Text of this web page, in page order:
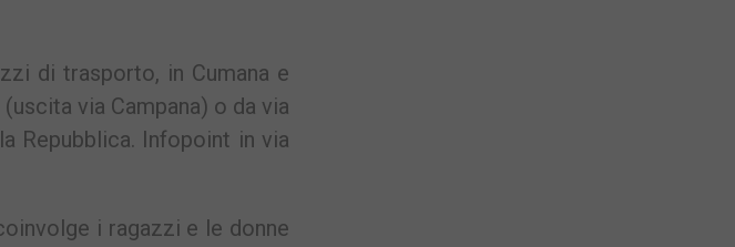
di trasporto, in Cumana e
via Campana) o da via
Repubblica. Infopoint in via
i ragazzi e le donne